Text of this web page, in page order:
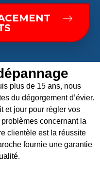
plus de 15 ans, nous
du dégorgement d’évier.
et jour pour régler vos
concernant la
clientèle est la réussite
fournie une garantie